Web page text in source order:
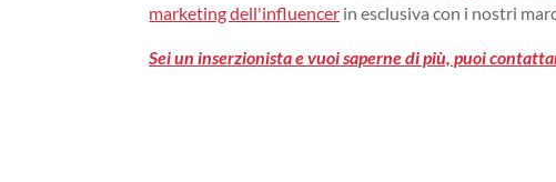
marketing dell'influencer in esclusiva con i nostri
Sei un inserzionista e vuoi saperne di più, puoi